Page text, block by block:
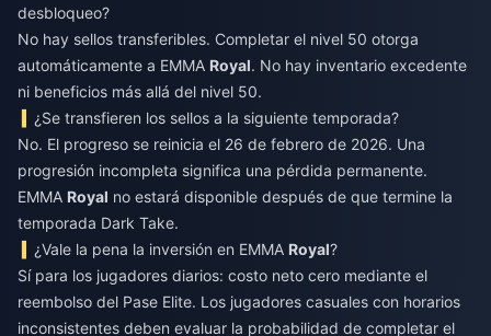
desbloqueo?
No hay sellos transferibles. Completar el nivel 50 otorga
automáticamente a EMMA Royal. No hay inventario excedente
ni beneficios más allá del nivel 50.
¿Se transfieren los sellos a la siguiente temporada?
No. El progreso se reinicia el 26 de febrero de 2026. Una
progresión incompleta significa una pérdida permanente.
EMMA Royal no estará disponible después de que termine la
temporada Dark Take.
¿Vale la pena la inversión en EMMA Royal?
Sí para los jugadores diarios: costo neto cero mediante el
reembolso del Pase Elite. Los jugadores casuales con horarios
inconsistentes deben evaluar la probabilidad de completar el